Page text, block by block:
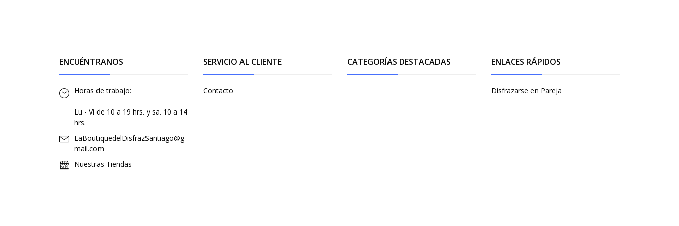
ENCUÉNTRANOS
Horas de trabajo:
Lu - Vi de 10 a 19 hrs. y sa. 10 a 14
hrs.
LaBoutiquedelDisfrazSantiago@g
mail.com
Nuestras Tiendas
SERVICIO AL CLIENTE
Contacto
CATEGORÍAS DESTACADAS ENLACES RÁPIDOS
Disfrazarse en Pareja